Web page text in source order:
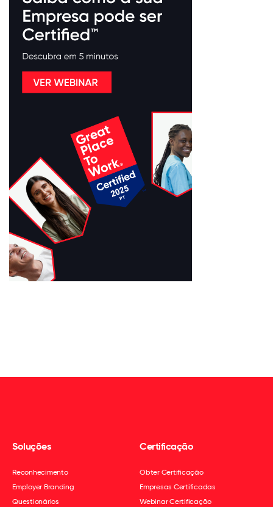
Soluções
Reconhecimento
Employer Branding
Questionários
Certificação
Obter Certificação
Empresas Certificadas
Webinar Certificação